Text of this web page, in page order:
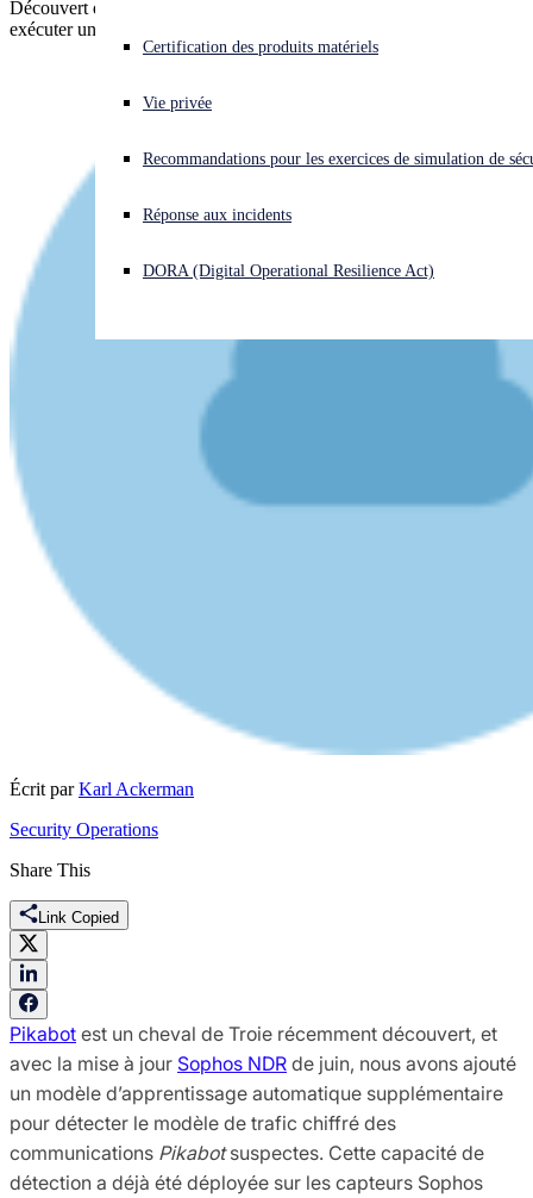
Vous subissez une cyberattaque ? Obtenez une aide immédiate.
Open language switcher
Certification des produits matériels
Vie privée
Recommandations pour les exercices de simulation de
Réponse aux incidents
DORA (Digital Operational Resilience Act)
Découvert début de 2023, le cheval de Troie modulaire Pikabot peut
exécuter une gamme variée de commandes.
Écrit par Karl Ackerman
Security Operations
Share This
Link Copied
Pikabot est un cheval de Troie récemment découvert, et
avec la mise à jour Sophos NDR de juin, nous avons ajouté
un modèle d’apprentissage automatique supplémentaire
pour détecter le modèle de trafic chiffré des
communications Pikabotsuspectes. Cette capacité de
détection a déjà été déployée sur les capteurs Sophos